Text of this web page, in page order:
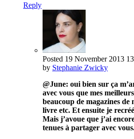
Reply
Posted 19 November 2013
by Stephanie Zwicky
@June: oui bien sur ça
avec vous que mes
beaucoup de magazines de
livre etc. Et ensuite je
Mais j’avoue que j’ai
tenues à partager avec